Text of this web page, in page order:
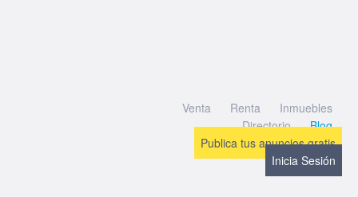
Venta Renta
Inmuebles
Directorio
Blog
Publica tus anuncios gratis
Inicia Sesión